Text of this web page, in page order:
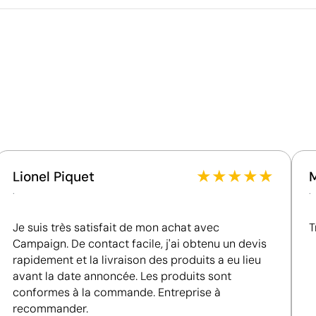
Poids de la boîte extérieure
Gravure laser pour une finition élégante et
Fournisseur lié à une usine auditée selon une norme
reconnue, garantissant la vérification des
conditions de travail.
entreprises en matière de performance ESG.
Lionel Piquet
.
★★★★★
Je suis très satisfait de mon achat avec
Campaign. De contact facile, j'ai obtenu un devis
rapidement et la livraison des produits a eu lieu
avant la date annoncée. Les produits sont
conformes à la commande. Entreprise à
recommander.
.